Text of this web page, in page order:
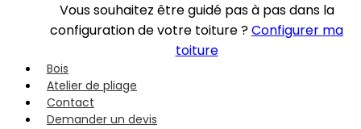
Vous souhaitez être guidé pas à pas dans la
configuration de votre toiture ?Configurer ma
toiture
Bois
Atelier de pliage
Contact
Demander un devis